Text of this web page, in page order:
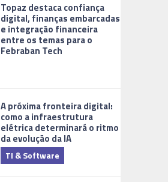
Topaz destaca confiança
digital, finanças embarcadas
e integração financeira
entre os temas para o
Febraban Tech
A próxima fronteira digital:
como a infraestrutura
elétrica determinará o ritmo
da evolução da IA
TI & Software